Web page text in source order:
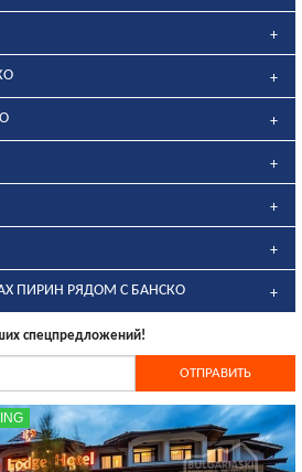
ПИРИН РЯДОМ С БАНСКО
спецпредложений!